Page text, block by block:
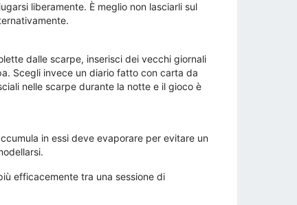
liberamente. È meglio non lasciarli sul
dalle scarpe, inserisci dei vecchi giornali
Scegli invece un diario fatto con carta da
nelle scarpe durante la notte e il gioco è
in essi deve evaporare per evitare un
efficacemente tra una sessione di